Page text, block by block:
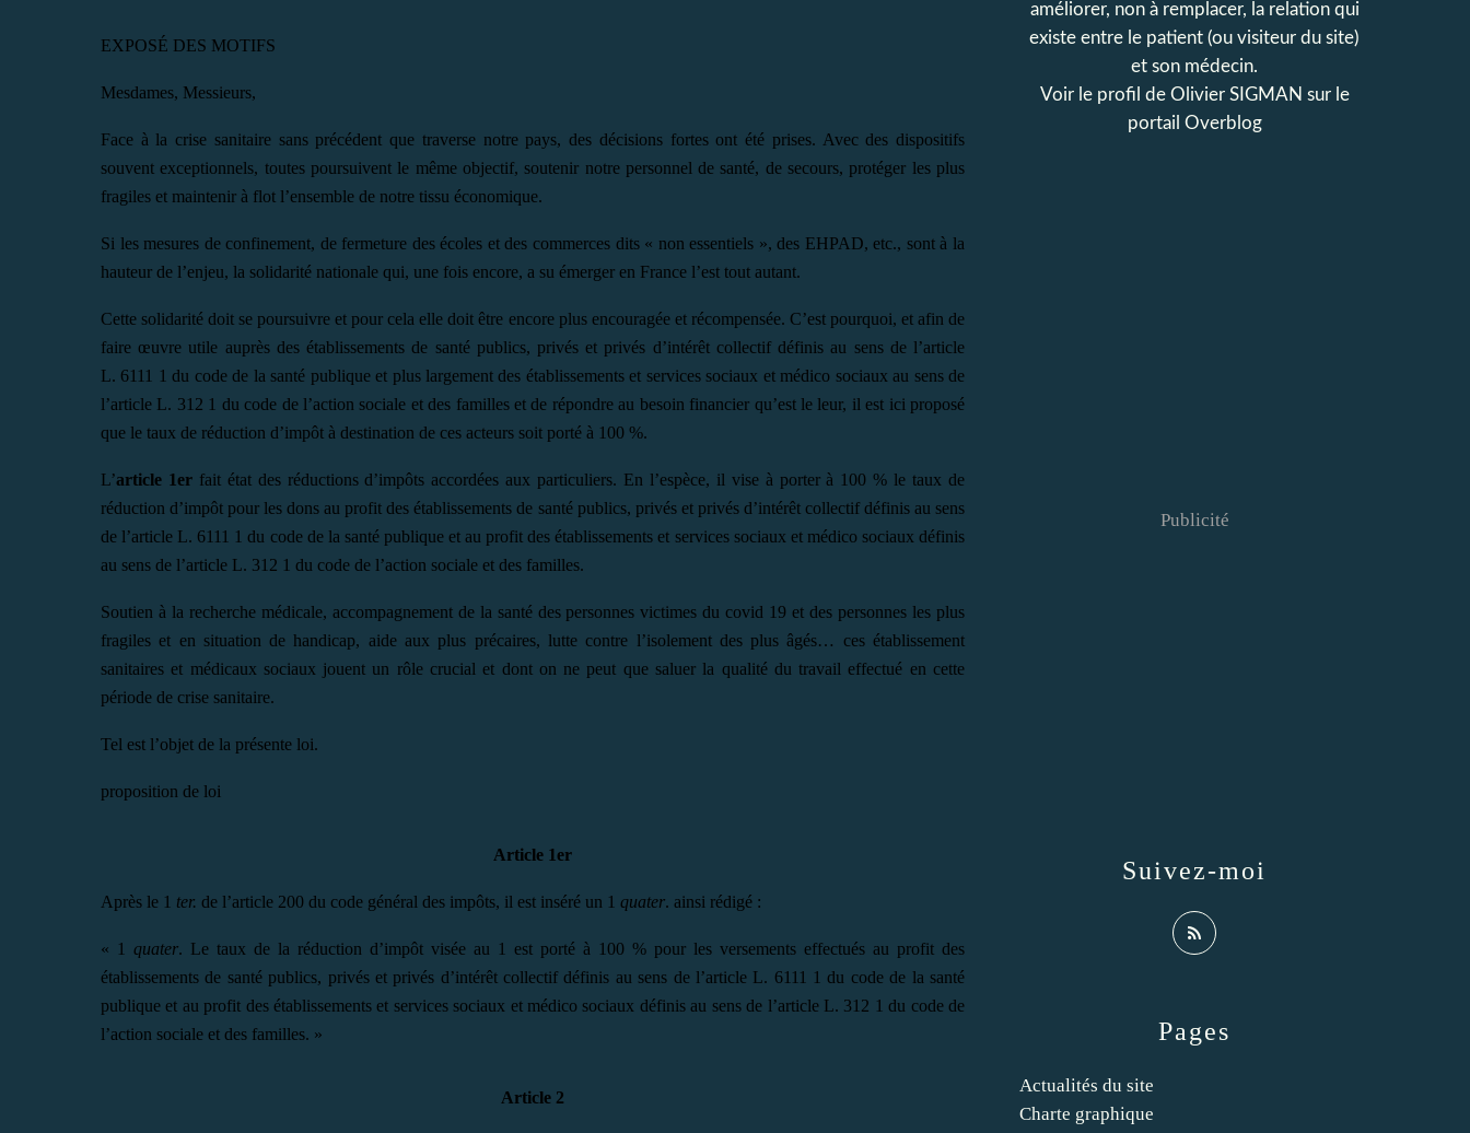
EXPOSÉ DES MOTIFS
Mesdames, Messieurs,
Face à la crise sanitaire sans précédent que traverse notre pays, des décisions fortes ont été prises. Avec des dispositifs
souvent exceptionnels, toutes poursuivent le même objectif, soutenir notre personnel de santé, de secours, protéger les plus
fragiles et maintenir à flot l’ensemble de notre tissu économique.
Si les mesures de confinement, de fermeture des écoles et des commerces dits « non essentiels », des EHPAD, etc., sont à la
hauteur de l’enjeu, la solidarité nationale qui, une fois encore, a su émerger en France l’est tout autant.
Cette solidarité doit se poursuivre et pour cela elle doit être encore plus encouragée et récompensée. C’est pourquoi, et afin de
faire œuvre utile auprès des établissements de santé publics, privés et privés d’intérêt collectif définis au sens de l’article
L. 6111 1 du code de la santé publique et plus largement des établissements et services sociaux et médico sociaux au sens de
l’article L. 312 1 du code de l’action sociale et des familles et de répondre au besoin financier qu’est le leur, il est ici proposé
que le taux de réduction d’impôt à destination de ces acteurs soit porté à 100 %.
L’article 1erfait état des réductions d’impôts accordées aux particuliers. En l’espèce, il vise à porter à 100 % le taux de
réduction d’impôt pour les dons au profit des établissements de santé publics, privés et privés d’intérêt collectif définis au sens
de l’article L. 6111 1 du code de la santé publique et au profit des établissements et services sociaux et médico sociaux définis
au sens de l’article L. 312 1 du code de l’action sociale et des familles.
Soutien à la recherche médicale, accompagnement de la santé des personnes victimes du covid 19 et des personnes les plus
fragiles et en situation de handicap, aide aux plus précaires, lutte contre l’isolement des plus âgés… ces établissement
sanitaires et médicaux sociaux jouent un rôle crucial et dont on ne peut que saluer la qualité du travail effectué en cette
période de crise sanitaire.
Tel est l’objet de la présente loi.
proposition de loi
Article 1er
Après le 1 ter. de l’article 200 du code général des impôts, il est inséré un 1 quater. ainsi rédigé :
« 1 quater. Le taux de la réduction d’impôt visée au 1 est porté à 100 % pour les versements effectués au profit des
établissements de santé publics, privés et privés d’intérêt collectif définis au sens de l’article L. 6111 1 du code de la santé
publique et au profit des établissements et services sociaux et médico sociaux définis au sens de l’article L. 312 1 du code de
l’action sociale et des familles. »
Article 2
Pages
Actualités du site
Charte graphique
améliorer, non à remplacer, la relation qui
existe entre le patient (ou visiteur du site)
et son médecin.
Voir le profil de Olivier SIGMAN sur le
portail Overblog
Suivez-moi
Publicité